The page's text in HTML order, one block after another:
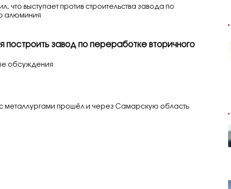
что выступает против строительства завода по
алюминия
построить завод по переработке вторичного
обсуждения
металлургами прошёл и через Самарскую область